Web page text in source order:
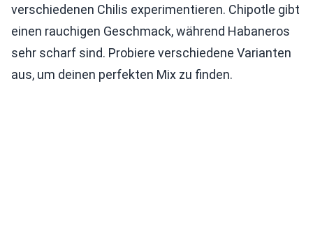
verschiedenen Chilis experimentieren. Chipotle gibt
einen rauchigen Geschmack, während Habaneros
sehr scharf sind. Probiere verschiedene Varianten
aus, um deinen perfekten Mix zu finden.